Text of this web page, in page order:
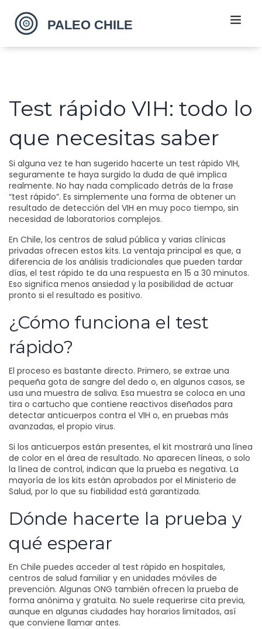
Test rápido VIH: todo lo
que necesitas saber
Si alguna vez te han sugerido hacerte un test rápido VIH,
seguramente te haya surgido la duda de qué implica
realmente. No hay nada complicado detrás de la frase
“test rápido”. Es simplemente una forma de obtener un
resultado de detección del VIH en muy poco tiempo, sin
necesidad de laboratorios complejos.
En Chile, los centros de salud pública y varias clínicas
privadas ofrecen estos kits. La ventaja principal es que, a
diferencia de los análisis tradicionales que pueden tardar
días, el test rápido te da una respuesta en 15 a 30 minutos.
Eso significa menos ansiedad y la posibilidad de actuar
pronto si el resultado es positivo.
¿Cómo funciona el test
rápido?
El proceso es bastante directo. Primero, se extrae una
pequeña gota de sangre del dedo o, en algunos casos, se
usa una muestra de saliva. Esa muestra se coloca en una
tira o cartucho que contiene reactivos diseñados para
detectar anticuerpos contra el VIH o, en pruebas más
avanzadas, el propio virus.
Si los anticuerpos están presentes, el kit mostrará una línea
de color en el área de resultado. No aparecen líneas, o solo
la línea de control, indican que la prueba es negativa. La
mayoría de los kits están aprobados por el Ministerio de
Salud, por lo que su fiabilidad está garantizada.
Dónde hacerte la prueba y
qué esperar
En Chile puedes acceder al test rápido en hospitales,
centros de salud familiar y en unidades móviles de
prevención. Algunas ONG también ofrecen la prueba de
forma anónima y gratuita. No suele requerirse cita previa,
aunque en algunas ciudades hay horarios limitados, así
que conviene llamar antes.